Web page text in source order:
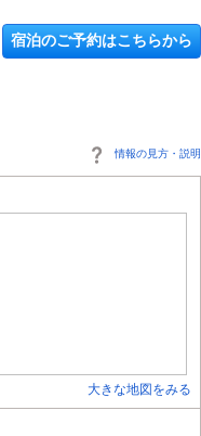
宿泊のご予約はこちらから
情報の見方・説明
大きな地図をみる